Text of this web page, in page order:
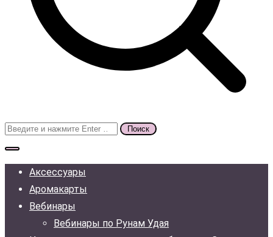
Поиск
для:
Аксессуары
Аромакарты
Вебинары
Вебинары по Рунам Удая